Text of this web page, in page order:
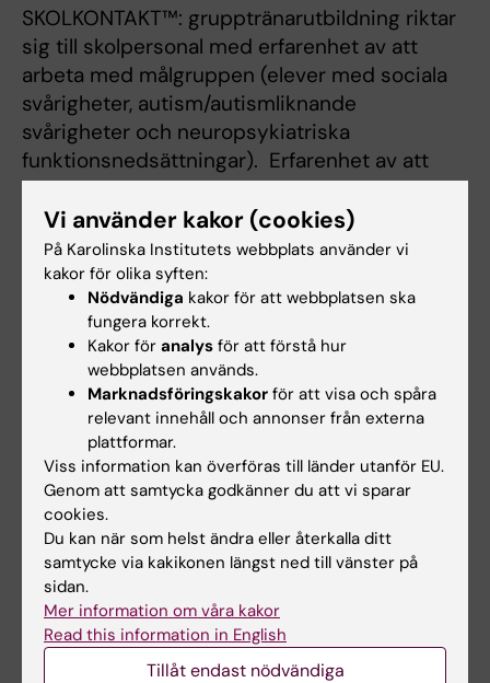
SKOLKONTAKT™: grupptränarutbildning riktar
sig till skolpersonal med erfarenhet av att
arbeta med målgruppen (elever med sociala
svårigheter, autism/autismliknande
svårigheter och neuropsykiatriska
funktionsnedsättningar). Erfarenhet av att
arbeta med ungdomar i grupp är en fördel.
Kursdatum och tid
5 oktober 2026: Lärplattformen Canvas
öppnar
5 oktober – 1 november: Självständigt lärande
(obligatoriskt, fritt när lärande sker)
2 november, kl. 09:00-15:00: Seminarium 1
(obligatorisk närvaro)
27 november, kl. 09:00-15:00: Seminarium 2
(obligatorisk närvaro)
14 januari 2027, kl. 09:00-12:00 alternativt
13:00-16:00: Seminarium 3, gruppindelning
meddelas vid seminarium 1 (obligatorisk
närvaro)
21 januari: Lärplattformen Canvas stänger
Vi använder kakor (cookies)
På Karolinska Institutets webbplats använder vi
kakor för olika syften:
Nödvändiga kakor för att webbplatsen ska
fungera korrekt.
Kakor för analys för att förstå hur
webbplatsen används.
Marknadsföringskakor för att visa och spåra
relevant innehåll och annonser från externa
plattformar.
Viss information kan överföras till länder utanför EU.
Genom att samtycka godkänner du att vi sparar
cookies.
Du kan när som helst ändra eller återkalla ditt
samtycke via kakikonen längst ned till vänster på
sidan.
Mer information om våra kakor
Read this information in English
Tillåt endast nödvändiga